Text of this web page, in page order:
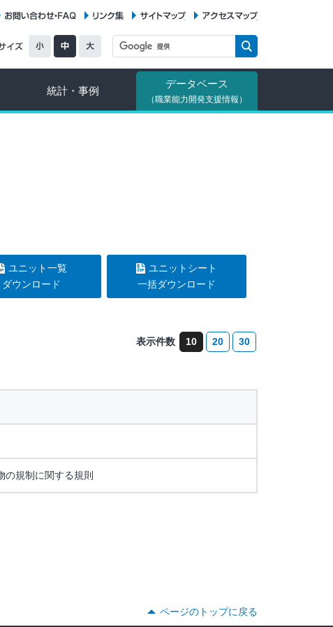
統計・事例
データベース
（職業能力開発支援情報）
ユニット一覧
ダウンロード
ユニットシート
一括ダウンロード
表示件数 10 20 30
規制に関する規則
ページのトップに戻る